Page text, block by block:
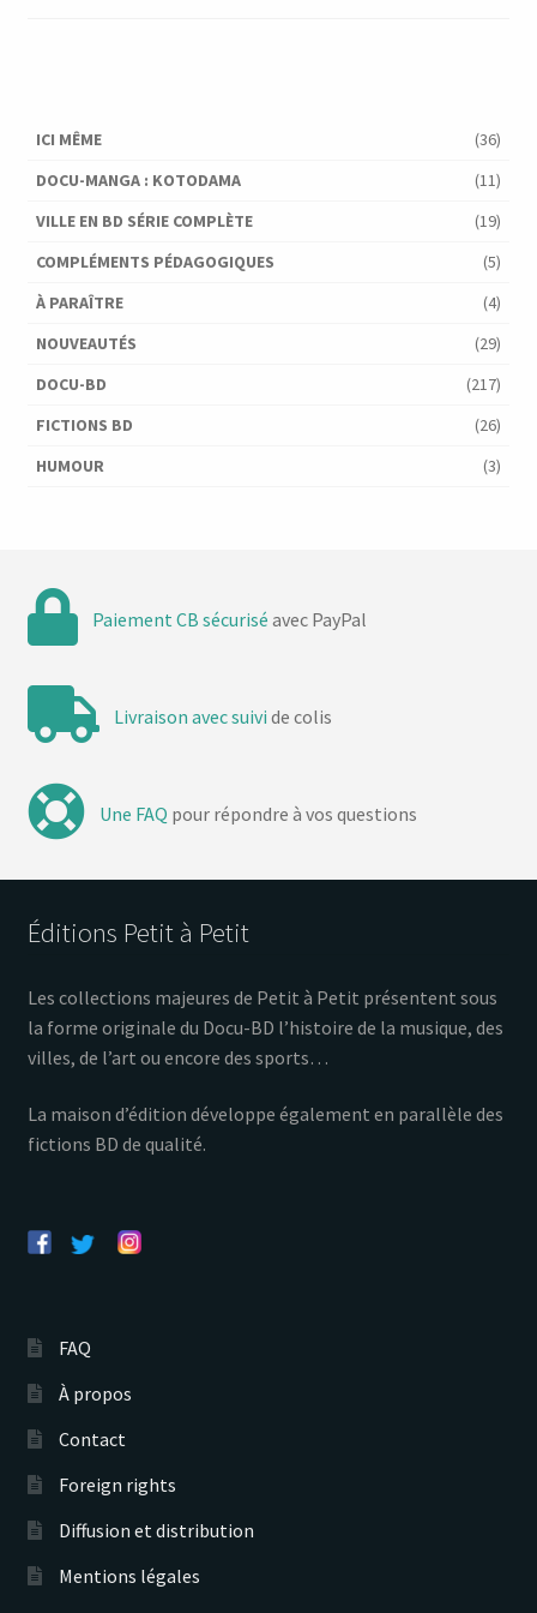
ICI MÊME
(36)
DOCU-MANGA : KOTODAMA
(11)
VILLE EN BD SÉRIE COMPLÈTE
(19)
COMPLÉMENTS PÉDAGOGIQUES
(5)
À PARAÎTRE
(4)
NOUVEAUTÉS
(29)
DOCU-BD
(217)
FICTIONS BD
(26)
HUMOUR
(3)
Paiement CB sécurisé avec PayPal
Livraison avec suivi de colis
Une FAQ pour répondre à vos questions
Éditions Petit à Petit
Les collections majeures de Petit à Petit présentent sous
la forme originale du Docu-BD l’histoire de la musique, des
villes, de l’art ou encore des sports…
La maison d’édition développe également en parallèle des
fictions BD de qualité.
FAQ
À propos
Contact
Foreign rights
Diffusion et distribution
Mentions légales